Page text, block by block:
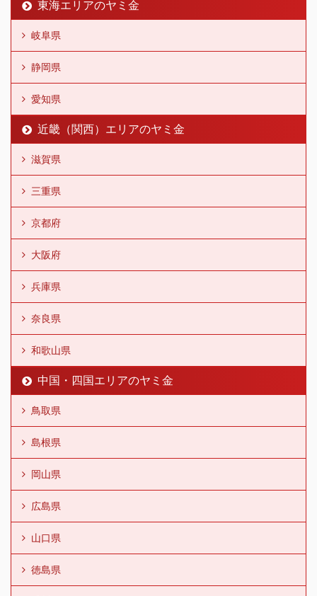
東海エリアのヤミ金
岐阜県
静岡県
愛知県
近畿（関西）エリアのヤミ金
滋賀県
三重県
京都府
大阪府
兵庫県
奈良県
和歌山県
中国・四国エリアのヤミ金
鳥取県
島根県
岡山県
広島県
山口県
徳島県